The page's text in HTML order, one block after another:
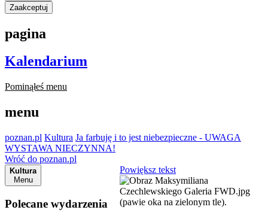
Zaakceptuj
pagina
Kalendarium
Pominąłeś menu
menu
poznan.pl Kultura Ja farbuję i to jest niebezpieczne - UWAGA
WYSTAWA NIECZYNNA!
Wróć do poznan.pl
Kultura
Menu
Polecane wydarzenia
Powiększ tekst